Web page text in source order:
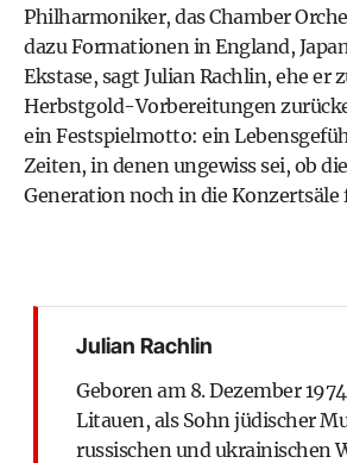
Philharmoniker, das Chamber
dazu Formationen in England,
Ekstase, sagt Julian Rachlin, ehe er
Herbstgold-Vorbereitungen
ein Festspielmotto: ein
Zeiten, in denen ungewiss sei, ob
Generation noch in die Konzertsäle
Julian Rachlin
Geboren am 8. Dezember
Litauen, als Sohn jüdischer
russischen und ukrainischen